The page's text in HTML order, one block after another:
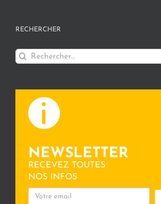
RECHERCHER
Rechercher:
NEWSLETTER
RECEVEZ TOUTES
NOS INFOS